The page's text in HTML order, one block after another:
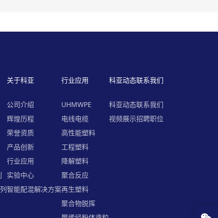
关于科亚
公司介绍
辉煌历程
荣誉资质
产品创新
行业应用
实验中心
智能配混解决方案
行业应用
UHMWPE
电线电缆
高性能塑料
工程塑料
降解塑料
聚合反应
再生塑料
聚合物脱挥
科亚动态
科亚动态
视频展示
联系我们
联系我们
招聘职位